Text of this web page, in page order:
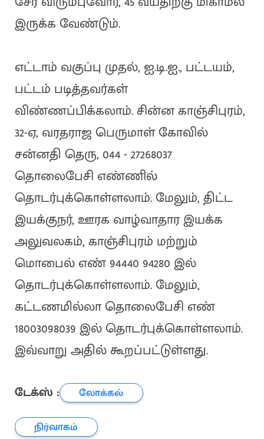
இருக்க வேண்டும்.
எட்டாம் வகுப்பு முதல், ஐ.டி.ஐ., பட்டயம்,
பட்டம் படித்தவர்கள்
விண்ணப்பிக்கலாம். சின்ன காஞ்சிபுரம்,
32-ஏ, வரதராஜ பெருமாள் கோவில்
சன்னதி தெரு, 044 - 27268037
தொலைபேசி எண்ணில்
தொடர்புக்கொள்ளலாம். மேலும், திட்ட
இயக்குநர், ஊரக வாழ்வாதார இயக்க
அலுவலகம், காஞ்சிபுரம் மற்றும்
மொபைல் எண் 94440 94280 இல்
தொடர்புக்கொள்ளலாம். மேலும்,
கட்டணமில்லா தொலைபேசி எண்
18003098039 இல் தொடர்புக்கொள்ளலாம்.
இவ்வாறு அதில் கூறப்பட்டுள்ளது.
டேக்ஸ் :
லோக்கல்
நிர்வாகம்